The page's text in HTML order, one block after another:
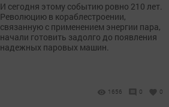
И сегодня этому событию ровно 210 лет.
Революцию в кораблестроении,
связанную с применением энергии пара,
начали готовить задолго до появления
надежных паровых машин.
1656 0 0